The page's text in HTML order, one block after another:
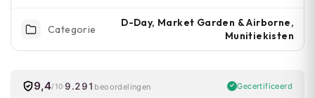
Categorie
D-Day, Market Garden & Airborne,
Munitiekisten
9,4/10 9.291 beoordelingen Gecertificeerd